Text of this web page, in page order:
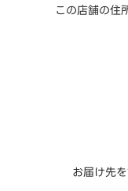
この店舗の住
お届け先